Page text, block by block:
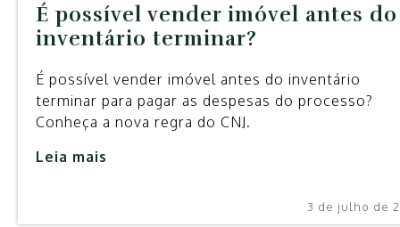
É possível vender imóvel antes do
inventário terminar?
É possível vender imóvel antes do inventário
terminar para pagar as despesas do processo?
Conheça a nova regra do CNJ.
Leia mais
3 de julho de